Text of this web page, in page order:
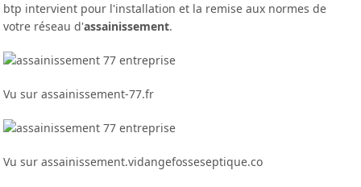
btp intervient pour l'installation et la remise aux normes de
votre réseau d'assainissement.
Vu sur assainissement-77.fr
Vu sur assainissement.vidangefosseseptique.co